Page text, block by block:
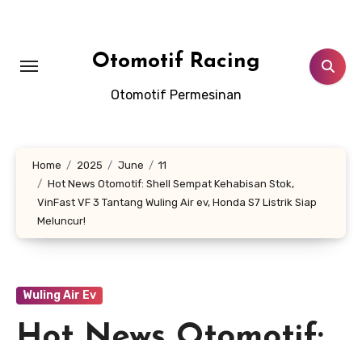
Otomotif Racing
Otomotif Permesinan
Home 2025 June
11
Hot News Otomotif: Shell Sempat Kehabisan Stok,
VinFast VF 3 Tantang Wuling Air ev, Honda S7 Listrik Siap
Meluncur!
Wuling Air Ev